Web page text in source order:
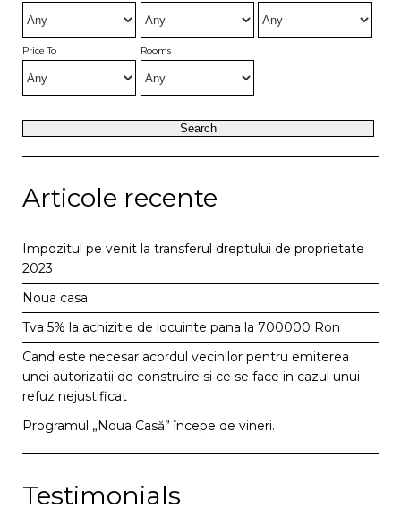
Price To Rooms
Articole recente
Impozitul pe venit la transferul dreptului de proprietate
2023
Noua casa
Tva 5% la achizitie de locuinte pana la 700000 Ron
Cand este necesar acordul vecinilor pentru emiterea
unei autorizatii de construire si ce se face in cazul unui
refuz nejustificat
Programul „Noua Casă” începe de vineri.
Testimonials